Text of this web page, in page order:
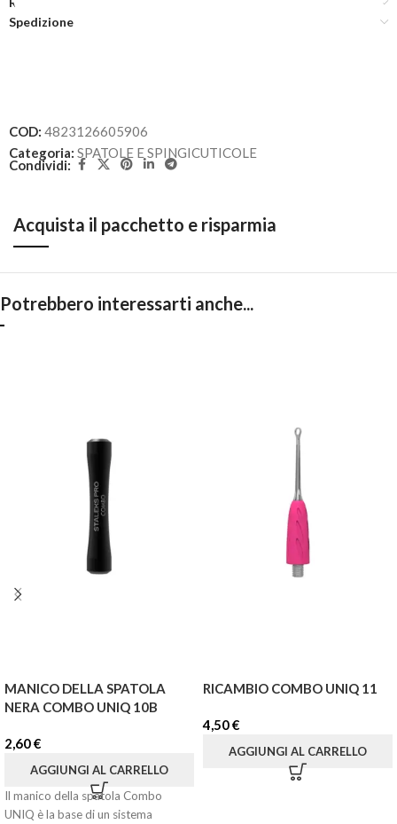
Spedizione
COD: 4823126605906
Categoria: SPATOLE E SPINGICUTICOLE
Condividi:
Acquista il pacchetto e risparmia
Potrebbero interessarti anche...
MANICO DELLA SPATOLA
NERA COMBO UNIQ 10B
2,60€
AGGIUNGI AL CARRELLO
Il manico della spatola Combo
UNIQ è la base di un sistema
RICAMBIO COMBO UNIQ 11
4,50€
AGGIUNGI AL CARRELLO